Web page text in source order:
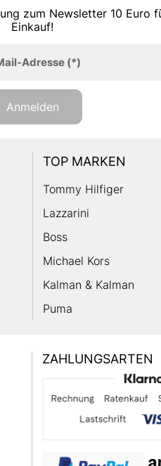
zum Newsletter 10 Euro
Einkauf!
Adresse(*)
Anmelden
TOP MARKEN
Tommy Hilfiger
Lazzarini
Boss
Michael Kors
Kalman & Kalman
Puma
ZAHLUNGSARTEN